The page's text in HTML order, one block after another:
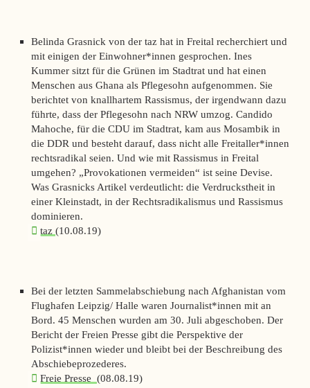
Belinda Grasnick von der taz hat in Freital recherchiert und
mit einigen der Einwohner*innen gesprochen. Ines
Kummer sitzt für die Grünen im Stadtrat und hat einen
Menschen aus Ghana als Pflegesohn aufgenommen. Sie
berichtet von knallhartem Rassismus, der irgendwann dazu
führte, dass der Pflegesohn nach NRW umzog. Candido
Mahoche, für die CDU im Stadtrat, kam aus Mosambik in
die DDR und besteht darauf, dass nicht alle Freitaller*innen
rechtsradikal seien. Und wie mit Rassismus in Freital
umgehen? „Provokationen vermeiden“ ist seine Devise.
Was Grasnicks Artikel verdeutlicht: die Verdruckstheit in
einer Kleinstadt, in der Rechtsradikalismus und Rassismus
dominieren.
taz(10.08.19)
Bei der letzten Sammelabschiebung nach Afghanistan vom
Flughafen Leipzig/ Halle waren Journalist*innen mit an
Bord. 45 Menschen wurden am 30. Juli abgeschoben. Der
Bericht der Freien Presse gibt die Perspektive der
Polizist*innen wieder und bleibt bei der Beschreibung des
Abschiebeprozederes.
Freie Presse(08.08.19)